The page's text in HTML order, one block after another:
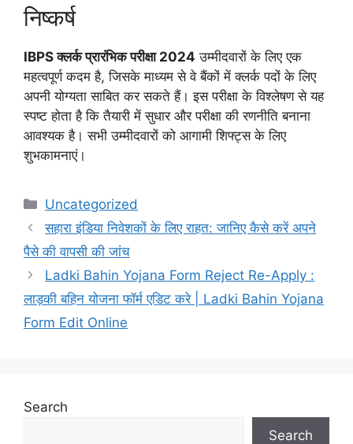
निष्कर्ष
IBPS क्लर्क प्रारंभिक परीक्षा 2024 उम्मीदवारों के लिए एक
महत्वपूर्ण कदम है, जिसके माध्यम से वे बैंकों में क्लर्क पदों के लिए
अपनी योग्यता साबित कर सकते हैं। इस परीक्षा के विश्लेषण से यह
स्पष्ट होता है कि तैयारी में सुधार और परीक्षा की रणनीति बनाना
आवश्यक है। सभी उम्मीदवारों को आगामी शिफ्ट्स के लिए
शुभकामनाएं।
Categories
Uncategorized
सहारा इंडिया निवेशकों के लिए राहत: जानिए कैसे करें अपने
पैसे की वापसी की जांच
Ladki Bahin Yojana Form Reject Re-Apply :
लाड़की बहिन योजना फॉर्म एडिट करे | Ladki Bahin Yojana
Form Edit Online
Search
Search